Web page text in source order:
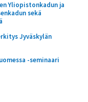
Yliopistonkadun ja
sekä
Jyväskylän
-seminaari